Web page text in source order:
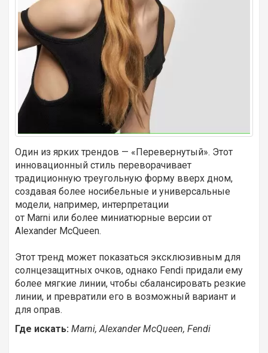
Один из ярких трендов — «Перевернутый». Этот
инновационный стиль переворачивает
традиционную треугольную форму вверх дном,
создавая более носибельные и универсальные
модели, например, интерпретации
от Marni или более миниатюрные версии от
Alexander McQueen.
Этот тренд может показаться эксклюзивным для
солнцезащитных очков, однако Fendi придали ему
более мягкие линии, чтобы сбалансировать резкие
линии, и превратили его в возможный вариант и
для оправ.
Где искать: Marni, Alexander McQueen, Fendi